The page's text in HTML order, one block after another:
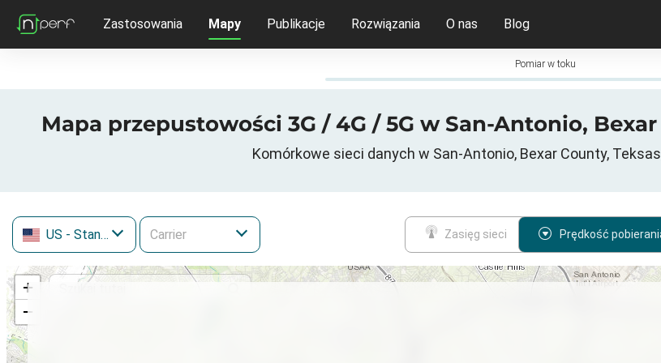
Zastosowania Mapy Publikacje Rozwiązania O nas Blog
Pomiar w toku
Mapa przepustowości 3G / 4G / 5G w San-Antonio,
Komórkowe sieci danych w San-Antonio, Bexar County,
US - Stany Zjednoczone Zasięg sieci Prędkość
+
−